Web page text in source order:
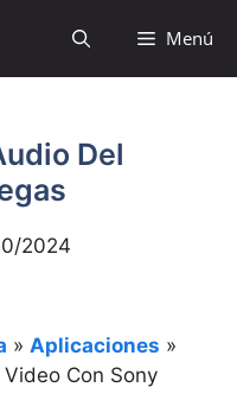
Menú
Del
2024
» Aplicaciones »
Con Sony